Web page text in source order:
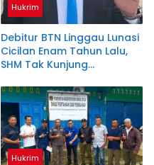
Hukrim
Debitur BTN Linggau Lunasi
Cicilan Enam Tahun Lalu,
SHM Tak Kunjung
Hukrim